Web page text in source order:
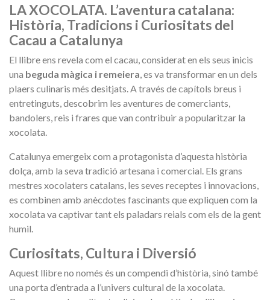
LA XOCOLATA. L’aventura catalana:
Història, Tradicions i Curiositats del
Cacau a Catalunya
El llibre ens revela com el cacau, considerat en els seus inicis
una beguda màgica i remeiera , es va transformar en un dels
plaers culinaris més desitjats. A través de capítols breus i
entretinguts, descobrim les aventures de comerciants,
bandolers, reis i frares que van contribuir a popularitzar la
xocolata.
Catalunya emergeix com a protagonista d’aquesta història
dolça, amb la seva tradició artesana i comercial. Els grans
mestres xocolaters catalans, les seves receptes i innovacions,
es combinen amb anècdotes fascinants que expliquen com la
xocolata va captivar tant els paladars reials com els de la gent
humil.
Curiositats, Cultura i Diversió
Aquest llibre no només és un compendi d’història, sinó també
una porta d’entrada a l’univers cultural de la xocolata.